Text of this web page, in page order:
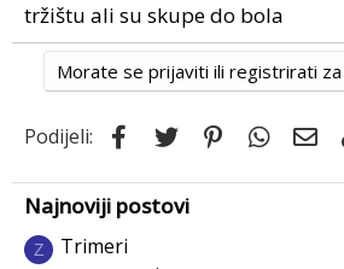
tržištu ali su skupe do bola
Morate se prijaviti ili registrirati
Podijeli: Facebook
Twitter Pinterest
Najnoviji postovi
Z Trimeri